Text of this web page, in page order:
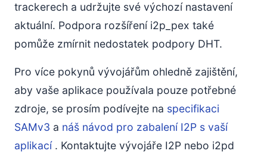
trackerech a udržujte své výchozí nastavení
aktuální. Podpora rozšíření i2p_pex také
pomůže zmírnit nedostatek podpory DHT.
Pro více pokynů vývojářům ohledně zajištění,
aby vaše aplikace používala pouze potřebné
zdroje, se prosím podívejte na specifikaci
SAMv3 a náš návod pro zabalení I2P s vaší
aplikací. Kontaktujte vývojáře I2P nebo i2pd